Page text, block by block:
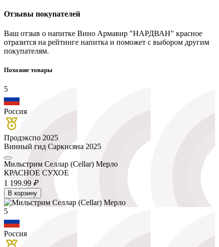
Отзывы покупателей
Ваш отзыв о напитке Вино Армавир "НАРДВАН" красное
отразится на рейтинге напитка и поможет с выбором другим
покупателям.
Похожие товары
5
Россия
Продэкспо 2025
Винный гид Саркисяна 2025
Мильстрим Селлар (Cellar) Мерло
КРАСНОЕ СУХОЕ
1 199.99 ₽
В корзину
5
Россия